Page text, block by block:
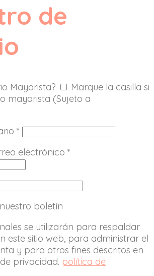
de
Mayorista?
Marque la casilla si
mayorista (Sujeto a
*
electrónico *
boletín
se utilizarán para respaldar
este sitio web, para administrar el
y para otros fines descritos en
privacidad. política de